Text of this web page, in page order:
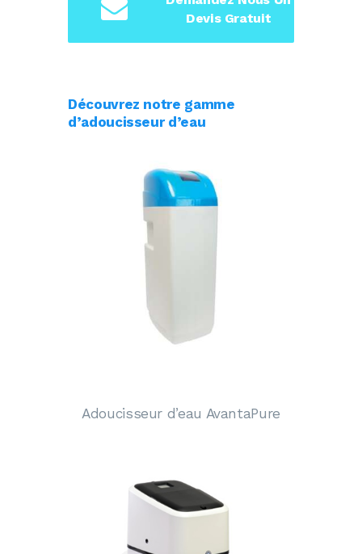
Devis Gratuit
Découvrez notre gamme
d’adoucisseur d’eau
Adoucisseur d’eau AvantaPure